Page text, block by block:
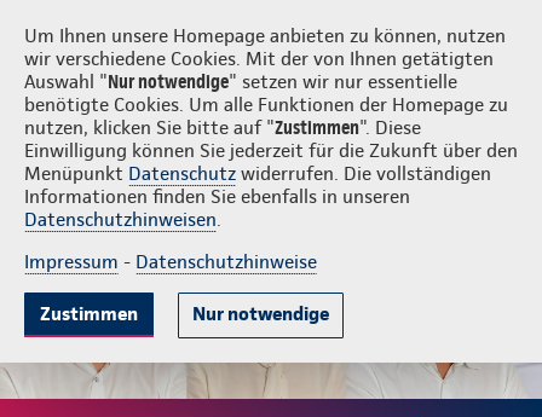
Um Ihnen unsere Homepage anbieten zu können, nutzen
wir verschiedene Cookies. Mit der von Ihnen getätigten
Auswahl "Nur notwendige" setzen wir nur essentielle
benötigte Cookies. Um alle Funktionen der Homepage zu
nutzen, klicken Sie bitte auf "Zustimmen". Diese
Einwilligung können Sie jederzeit für die Zukunft über den
Menüpunkt Datenschutz widerrufen. Die vollständigen
Informationen finden Sie ebenfalls in unseren
Datenschutzhinweisen.
Impressum - Datenschutzhinweise
Zustimmen Nur notwendige
Albers & Martens GmbH & Co. KG Login
Ambulante Zusatzversicherung Krankenhauszusatzversicherung